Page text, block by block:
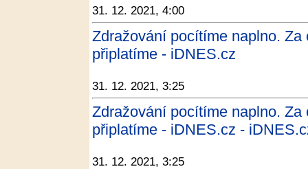
31. 12. 2021, 4:00
Zdražování pocítíme naplno.
připlatíme - iDNES.cz
31. 12. 2021, 3:25
Zdražování pocítíme naplno.
připlatíme - iDNES.cz -
31. 12. 2021, 3:25